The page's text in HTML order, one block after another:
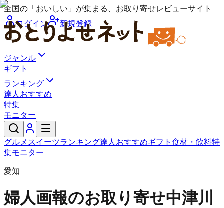
全国の「おいしい」が集まる、お取り寄せレビューサイト
ログイン
新規登録
ジャンル
ギフト
ランキング
達人おすすめ
特集
モニター
グルメ スイーツランキング達人おすすめギフト 食材・飲料特
集モニター
愛知
婦人画報のお取り寄せ中津川